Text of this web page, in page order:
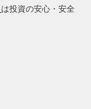
は投資の安心・安全